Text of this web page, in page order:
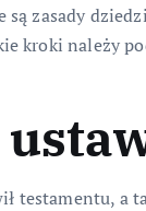
zasady
kroki należy
testamentu, a